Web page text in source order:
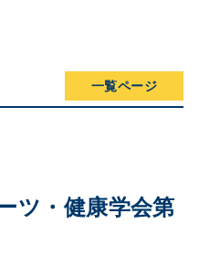
一覧ページ
ツ・健康学会第